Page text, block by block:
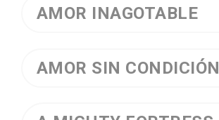
AMOR INAGOTABLE
AMOR SIN CONDICIÓN